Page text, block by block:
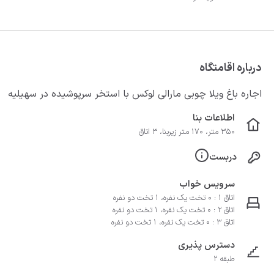
درباره اقامتگاه
اجاره باغ ویلا چوبی مارالی لوکس با استخر سرپوشیده در سهیلیه
اطلاعات بنا
350 متر، 170 متر زیربنا، 3 اتاق
دربست
سرویس خواب
اتاق 1 : 0 تخت یک نفره، 1 تخت دو نفره
اتاق 2 : 0 تخت یک نفره، 1 تخت دو نفره
اتاق 3 : 0 تخت یک نفره، 1 تخت دو نفره
دسترس پذیری
طبقه 2